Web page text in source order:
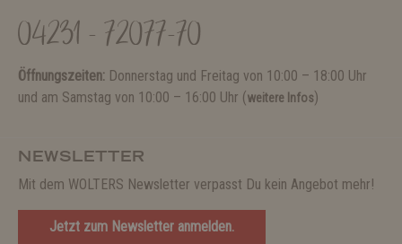
04231 - 72077-70
Öffnungszeiten: Donnerstag und Freitag von 10:00 – 18:00 Uhr
und am Samstag von 10:00 – 16:00 Uhr (weitere Infos)
NEWSLETTER
Mit dem WOLTERS Newsletter verpasst Du kein Angebot mehr!
Jetzt zum Newsletter anmelden.